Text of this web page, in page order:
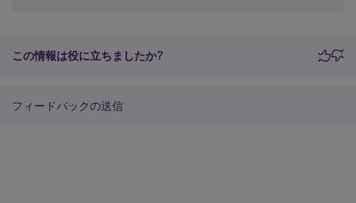
この情報は役に立ちましたか?
フィードバックの送信